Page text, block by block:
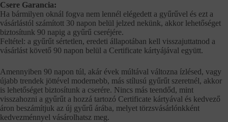
Csere Garancia:
Ha bármilyen oknál fogva nem lennél elégedett a gyűrűvel és ezt a
vásárlástól számított 30 napon belül jelzed nekünk, akkor lehetőséget
biztosítunk 90 napig a gyűrű cseréjére.
Feltétel: a gyűrűt sértetlen, eredeti állapotában kell visszajuttatnod a
vásárlást követő 90 napon belül a Certificate kártyájával együtt.
Amennyiben 90 napon túl, akár évek múltával változna ízlésed, vagy
újabb trendek jöttével modernebb, más stílusú gyűrűt szeretnél, akkor
is lehetőséget biztosítunk a cserére. Nincs más teendőd, mint
visszahozni a gyűrűt a hozzá tartozó Certificate kártyával és kedvező
áron beszámítjuk az új gyűrű árába, melyet törzsvásárlónkként
kedvezménnyel vásárolhatsz meg.